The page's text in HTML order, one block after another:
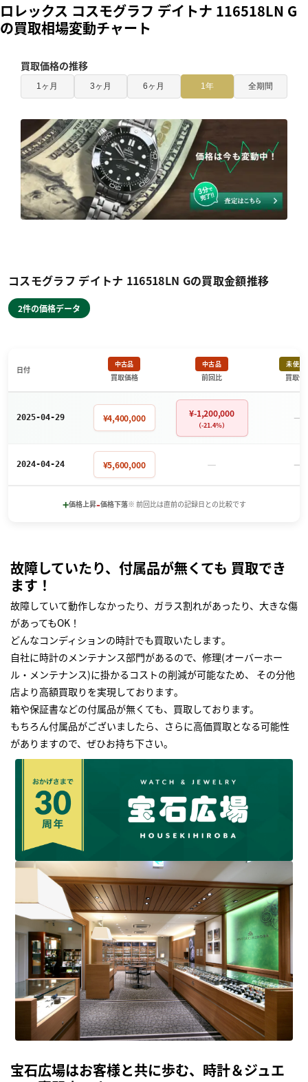
ロレックス コスモグラフ デイトナ 116518LN G
の買取相場変動チャート
買取価格の推移
1ヶ月 3ヶ月 6ヶ月 1年 全期間
コスモグラフ デイトナ 116518LN Gの買取金額推移
2件の価格データ
日付
中古品
買取価格
中古品
前回比
未使用
買取価
2025-04-29 ¥4,400,000 ¥-1,200,000
（-21.4%） －
2024-04-24 ¥5,600,000 － －
+価格上昇-価格下落※ 前回比は直前の記録日との比較です
故障していたり、付属品が無くても 買取でき
ます！
故障していて動作しなかったり、ガラス割れがあったり、大きな傷
があってもOK！
どんなコンディションの時計でも買取いたします｡
自社に時計のメンテナンス部門があるので、修理(オーバーホー
ル・メンテナンス)に掛かるコストの削減が可能なため、 その分他
店より高額買取りを実現しております｡
箱や保証書などの付属品が無くても、買取しております。
もちろん付属品がございましたら、さらに高価買取となる可能性
がありますので、ぜひお持ち下さい｡
宝石広場はお客様と共に歩む、時計＆ジュエ